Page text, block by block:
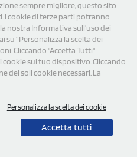
sempre migliore, questo sito
I cookie di terze parti potranno
nostra Informativa sull’uso dei
su “Personalizza la scelta dei
Cliccando "Accetta Tutti"
sul tuo dispositivo. Cliccando
dei soli cookie necessari. La
Personalizza la scelta dei cookie
Accetta tutti
4 Wheel
e inserti in pelle. Facile da
foderato con tasche chiuse
di gruccia. Pochette porta
TSA. Targhetta di
in astuccio. Dimensioni
pz
Cod: SI4278